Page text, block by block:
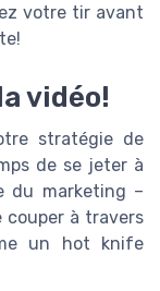
votre tir avant
vidéo!
stratégie de
de se jeter à
du marketing –
à travers
un hot knife